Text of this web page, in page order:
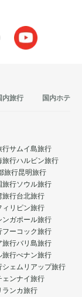
内旅行 国内ホテル
行サムイ島旅行
旅行ハルビン旅行
旅行昆明旅行
旅行ソウル旅行
旅行台北旅行
ィリピン旅行
ンガポール旅行
フーコック旅行
旅行バリ島旅行
旅行ぺナン旅行
シェムリアップ旅行
ェンナイ旅行
ランカ旅行